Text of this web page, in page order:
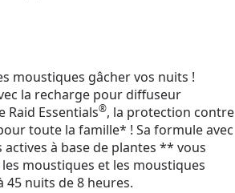
moustiques gâcher vos nuits !
la recharge pour diffuseur
Raid Essentials®, la protection contre
toute la famille* ! Sa formule avec
actives à base de plantes ** vous
moustiques et les moustiques
nuits de 8 heures.